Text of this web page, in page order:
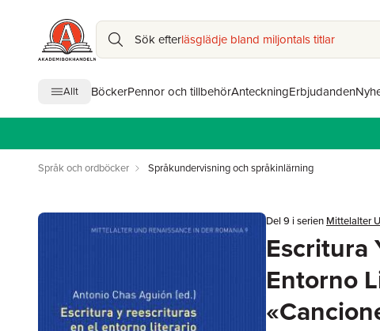
Sök efterläsglädje bland miljontals titlar
Allt BöckerPennor och tillbehörAnteckningErbjudanden
Språk och ordböcker Språkundervisning och språkinlärning
Del 9 i serien Mittelalter
Escritura
Entorno